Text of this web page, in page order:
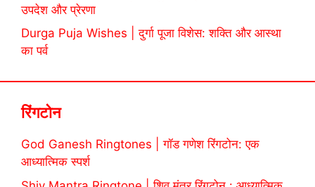
उपदेश और प्रेरणा
Durga Puja Wishes | दुर्गा पूजा विशेस: शक्ति और आस्था
का पर्व
रिंगटोन
God Ganesh Ringtones | गॉड गणेश रिंगटोन: एक
आध्यात्मिक स्पर्श